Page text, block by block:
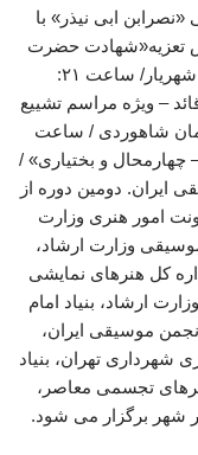
خوانی «نصرابن ابی نیذر» با
طاهری/ ساعت ۲۰: مجلس تعزیه«شهادت حضرت
قاسم» به سرپرستی جمال قاسمی از شهریار/ ساعت ۲۱:
نمایش «قائد – ویژه مراسم تشییع
شاهوردی / ساعت
چهارمحال و بختیاری» /
ایران. دومین دوره از
امور هنری وزارت
وزارت ارشاد،
کل هنرهای نمایشی
ارشاد، بنیاد امام
موسیقی ایران،
زیباسازی شهرداری تهران، بنیاد
تجسمی معاصر،
شهر برگزار می شود.